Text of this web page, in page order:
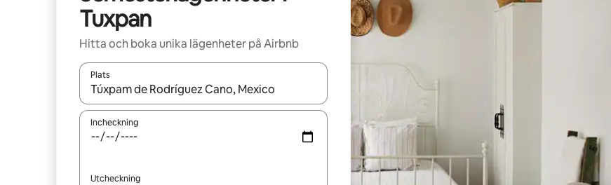
Tuxpan
Hitta och boka unika lägenheter på Airbnb
Plats
När resultaten är tillgängliga kan du navigera med upp- och nedåtpilarna eller utforska genom att trycka eller svepa.
Incheckning
Utcheckning